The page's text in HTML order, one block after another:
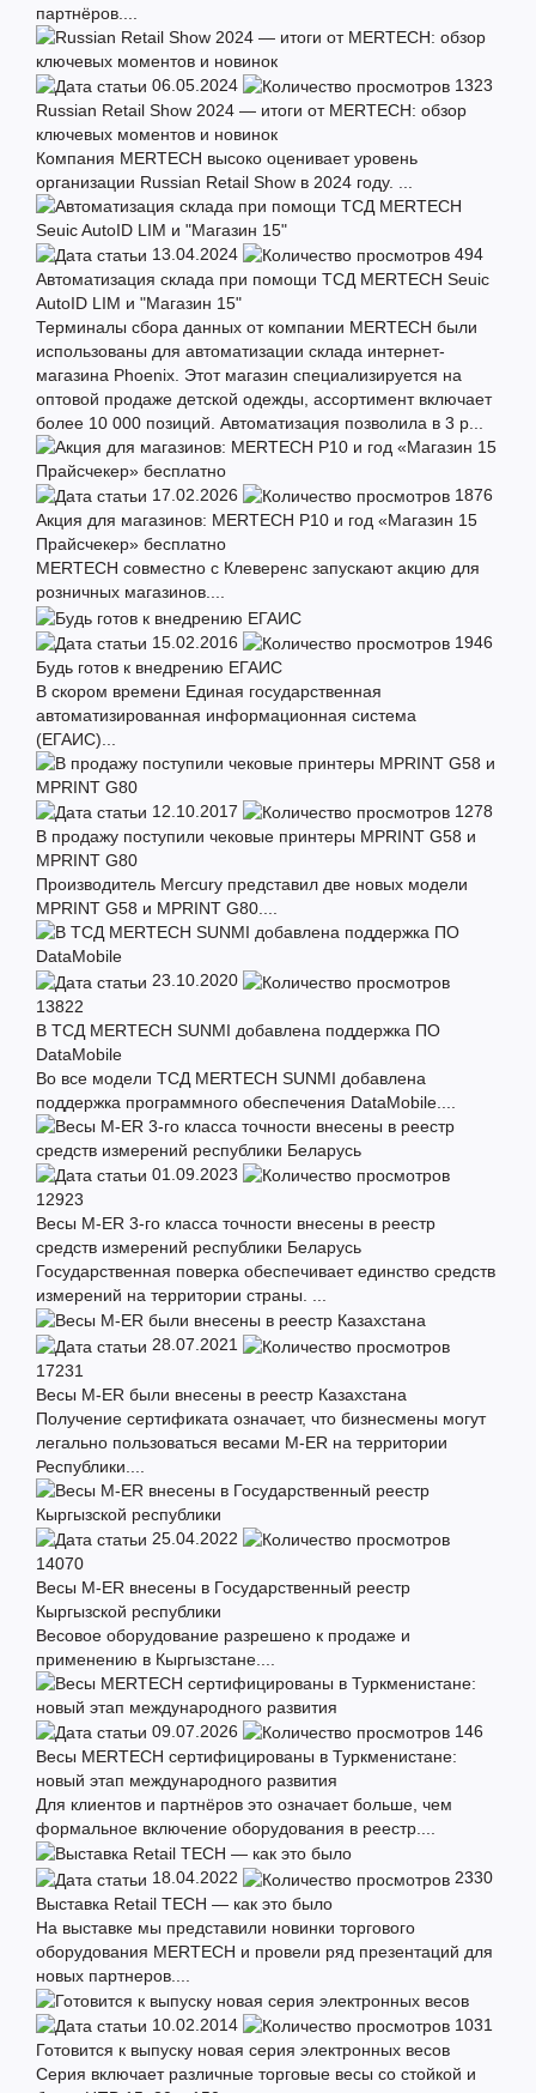
партнёров....
06.05.2024
1323
Russian Retail Show 2024 — итоги от MERTECH: обзор
ключевых моментов и новинок
Компания MERTECH высоко оценивает уровень
организации Russian Retail Show в 2024 году. ...
13.04.2024
494
Автоматизация склада при помощи ТСД MERTECH Seuic
AutoID LIM и "Магазин 15"
Терминалы сбора данных от компании MERTECH были
использованы для автоматизации склада интернет-
магазина Phoenix. Этот магазин специализируется на
оптовой продаже детской одежды, ассортимент включает
более 10 000 позиций. Автоматизация позволила в 3 р...
17.02.2026
1876
Акция для магазинов: MERTECH P10 и год «Магазин 15
Прайсчекер» бесплатно
MERTECH совместно с Клеверенс запускают акцию для
розничных магазинов....
15.02.2016
1946
Будь готов к внедрению ЕГАИС
В скором времени Единая государственная
автоматизированная информационная система
(ЕГАИС)...
12.10.2017
1278
В продажу поступили чековые принтеры MPRINT G58 и
MPRINT G80
Производитель Mercury представил две новых модели
MPRINT G58 и MPRINT G80....
23.10.2020
13822
В ТСД MERTECH SUNMI добавлена поддержка ПО
DataMobile
Во все модели ТСД MERTECH SUNMI добавлена
поддержка программного обеспечения DataMobile....
01.09.2023
12923
Весы M-ER 3-го класса точности внесены в реестр
средств измерений республики Беларусь
Государственная поверка обеспечивает единство средств
измерений на территории страны. ...
28.07.2021
17231
Весы M-ER были внесены в реестр Казахстана
Получение сертификата означает, что бизнесмены могут
легально пользоваться весами M-ER на территории
Республики....
25.04.2022
14070
Весы M-ER внесены в Государственный реестр
Кыргызской республики
Весовое оборудование разрешено к продаже и
применению в Кыргызстане....
09.07.2026
146
Весы MERTECH сертифицированы в Туркменистане:
новый этап международного развития
Для клиентов и партнёров это означает больше, чем
формальное включение оборудования в реестр....
18.04.2022
2330
Выставка Retail TECH — как это было
На выставке мы представили новинки торгового
оборудования MERTECH и провели ряд презентаций для
новых партнеров....
10.02.2014
1031
Готовится к выпуску новая серия электронных весов
Серия включает различные торговые весы со стойкой и